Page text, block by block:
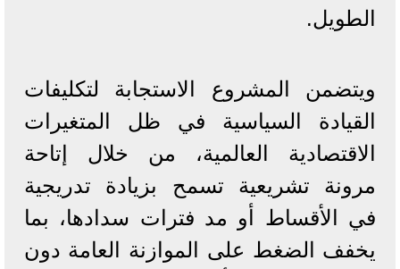
الطويل.
ويتضمن المشروع الاستجابة لتكليفات
القيادة السياسية في ظل المتغيرات
الاقتصادية العالمية، من خلال إتاحة
مرونة تشريعية تسمح بزيادة تدريجية
في الأقساط أو مد فترات سدادها، بما
يخفف الضغط على الموازنة العامة دون